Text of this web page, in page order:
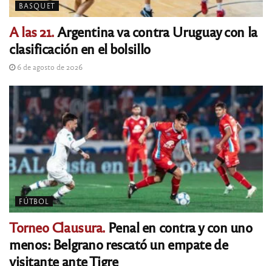
BASQUET
A las 21.Argentina va contra Uruguay con la
clasificación en el bolsillo
6 de agosto de 2026
FÚTBOL
Torneo Clausura.Penal en contra y con uno
menos: Belgrano rescató un empate de
visitante ante Tigre